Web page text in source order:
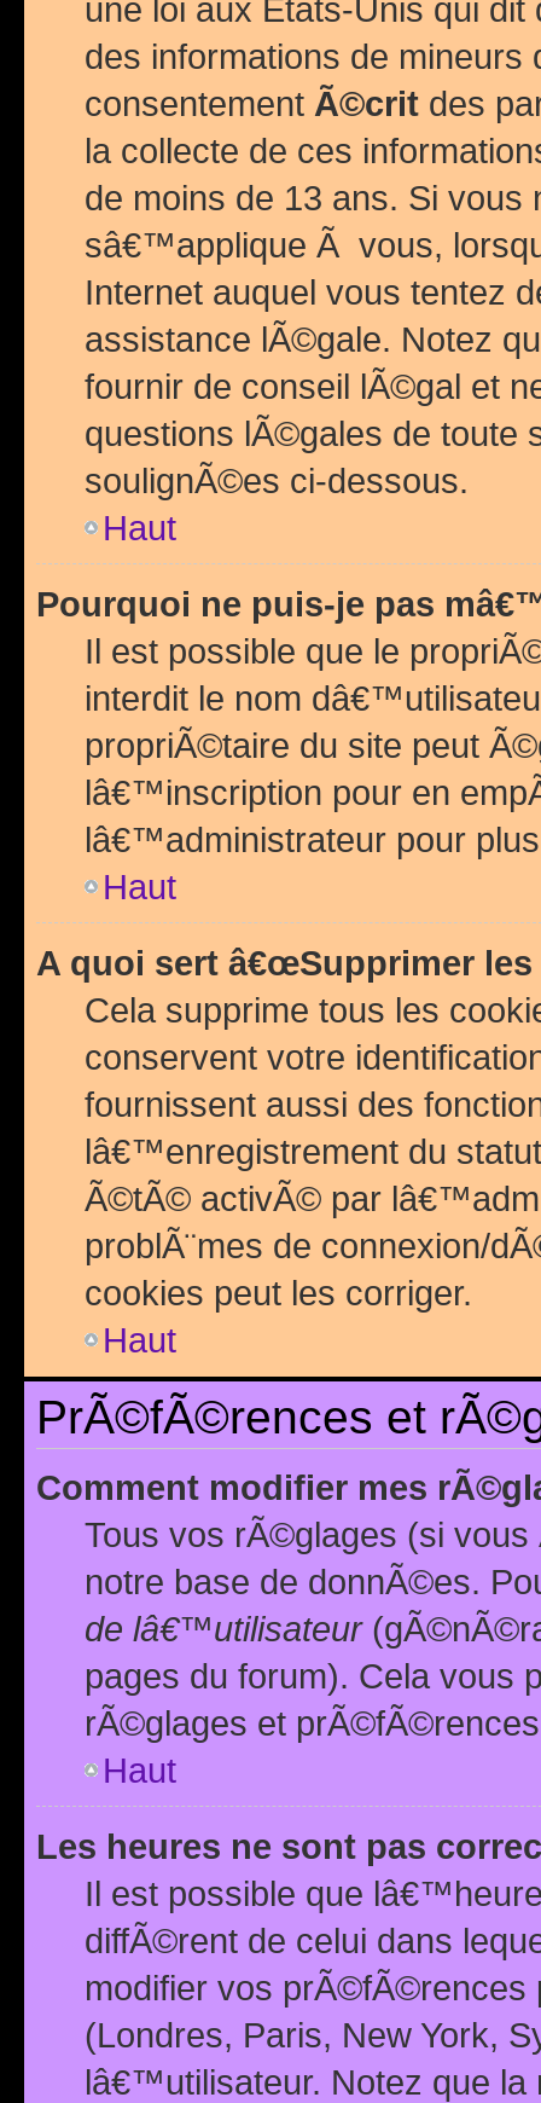
une loi aux Etats-Unis qui
des informations de mineurs
consentement Ã©crit des
la collecte de ces
de moins de 13 ans. Si
sâ€™applique Ã vous,
Internet auquel vous tentez
assistance lÃ©gale. Notez
fournir de conseil lÃ©gal et
questions lÃ©gales de
soulignÃ©es ci-dessous.
Haut
Pourquoi ne puis-je pas
Il est possible que le
interdit le nom
propriÃ©taire du site peut
lâ€™inscription pour en
lâ€™administrateur pour
Haut
A quoi sert â€œSupprimer les
Cela supprime tous les
conservent votre
fournissent aussi des
lâ€™enregistrement du
Ã©tÃ© activÃ© par
problÃ¨mes de connexion/
cookies peut les corriger.
Haut
PrÃ©fÃ©rences et
Comment modifier mes
Tous vos rÃ©glages (si
notre base de donnÃ©es.
de lâ€™utilisateur
pages du forum). Cela vous
rÃ©glages et
Haut
Les heures ne sont pas
Il est possible que
diffÃ©rent de celui dans
modifier vos prÃ©fÃ©rences
(Londres, Paris, New York,
lâ€™utilisateur. Notez que la